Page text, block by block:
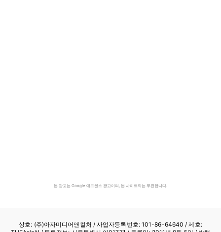
본 광고는 Google 애드센스 광고이며, 본 사이트와는 무관합니다.
상호: (주)아자미디어앤컬처 /사업자등록번호: 101-86-64640 / 제호: